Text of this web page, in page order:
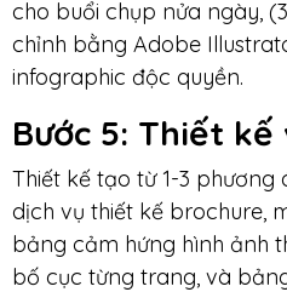
cho buổi chụp nửa ngày,
chỉnh bằng Adobe
infographic độc quyền.
Bước 5: Thiết kế
Thiết kế tạo từ 1-3 phương
dịch vụ thiết kế brochure,
bảng cảm hứng hình ảnh
bố cục từng trang, và